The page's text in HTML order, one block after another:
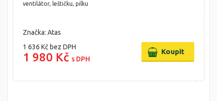
ventilátor, leštičku, pilku
Značka: Atas
1 636 Kč bez DPH
1 980 Kč s DPH